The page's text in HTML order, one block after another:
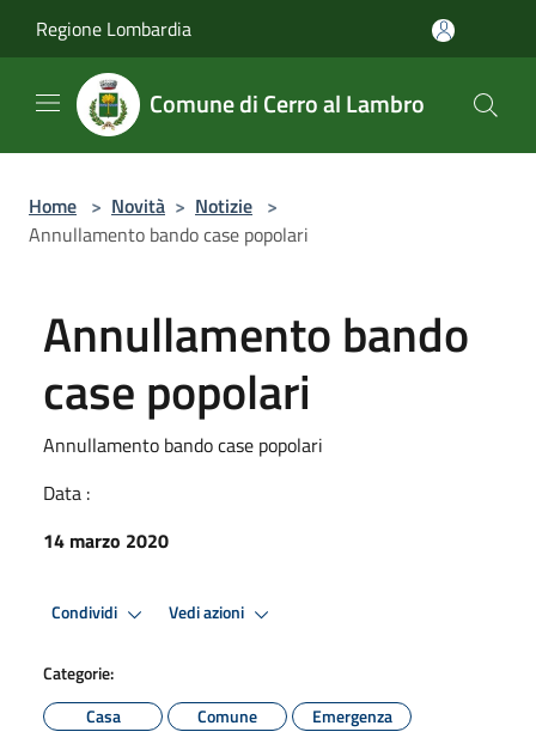
Regione Lombardia
Comune di Cerro al Lambro
Home > Novità > Notizie >
Annullamento bando case popolari
Annullamento bando
case popolari
Annullamento bando case popolari
Data :
14 marzo 2020
Condividi Vedi azioni
Categorie:
Casa
Comune
Emergenza